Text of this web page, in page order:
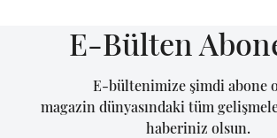
E-Bülten
E-bültenimize şimdi abone
magazin dünyasındaki tüm
haberiniz olsun.